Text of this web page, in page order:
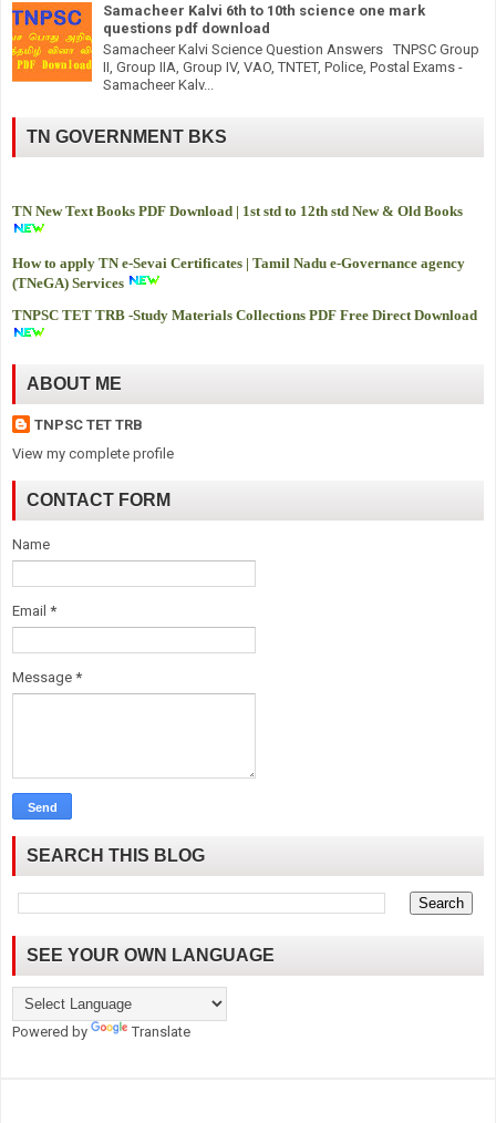
Samacheer Kalvi 6th to 10th science one mark
questions pdf download
Samacheer Kalvi Science Question Answers TNPSC Group
II, Group IIA, Group IV, VAO, TNTET, Police, Postal Exams -
Samacheer Kalv...
TN GOVERNMENT BKS
TN New Text Books PDF Download | 1st std to 12th std New & Old Books
How to apply TN e-Sevai Certificates | Tamil Nadu e-Governance agency
(TNeGA) Services
TNPSC TET TRB -Study Materials Collections PDF Free Direct Download
ABOUT ME
TNPSC TET TRB
View my complete profile
CONTACT FORM
Name
Email *
Message *
SEARCH THIS BLOG
SEE YOUR OWN LANGUAGE
Powered by Translate